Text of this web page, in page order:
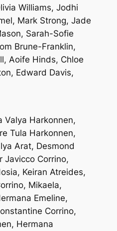
Williams, Jodhi
Mark Strong, Jade
Sarah-Sofie
Brune-Franklin,
Aoife Hinds, Chloe
Edward Davis,
Valya Harkonnen,
Tula Harkonnen,
Arat, Desmond
Javicco Corrino,
Keiran Atreides,
Mikaela,
Emeline,
Corrino,
Hermana